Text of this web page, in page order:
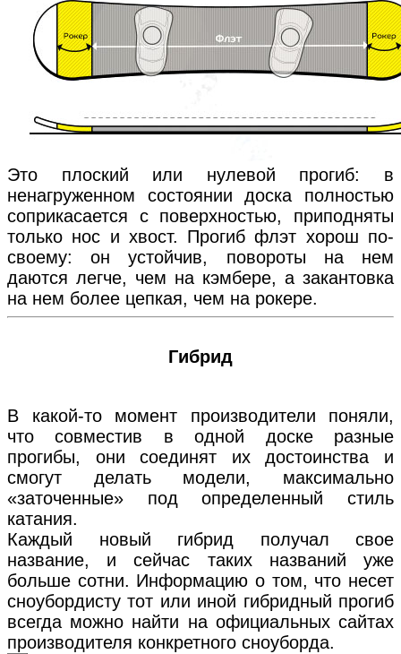
Это плоский или нулевой прогиб: в
ненагруженном состоянии доска полностью
соприкасается с поверхностью, приподняты
только нос и хвост. Прогиб флэт хорош по-
своему: он устойчив, повороты на нем
даются легче, чем на кэмбере, а закантовка
на нем более цепкая, чем на рокере.
Гибрид
В какой-то момент производители поняли,
что совместив в одной доске разные
прогибы, они соединят их достоинства и
смогут делать модели, максимально
«заточенные» под определенный стиль
катания.
Каждый новый гибрид получал свое
название, и сейчас таких названий уже
больше сотни. Информацию о том, что несет
сноубордисту тот или иной гибридный прогиб
всегда можно найти на официальных сайтах
производителя конкретного сноуборда.